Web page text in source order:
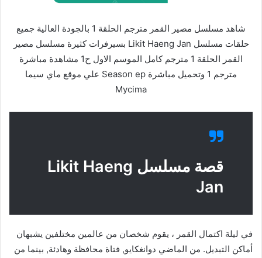
شاهد مسلسل مصير القمر مترجم الحلقة 1 بالجودة العالية جميع
حلقات مسلسل Likit Haeng Jan بسيرفرات كثيرة مسلسل مصير
القمر الحلقة 1 مترجم كامل الموسم الاول ح1 مشاهدة مباشرة
مترجم 1 وتحميل مباشرة Season ep علي موقع ماي سيما
Mycima
قصة مسلسل Likit Haeng
Jan
في ليلة اكتمال القمر ، يقوم شخصان من عالمين مختلفين يشبهان
أماكن التبديل. من الماضي دوانغكايو, فتاة محافظة وهادئة, بينما من